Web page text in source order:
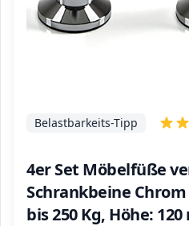
4er Set Möbelfüße
Schrankbeine
bis 250 Kg, Höhe: 120
Belastbarkeits-Tipp